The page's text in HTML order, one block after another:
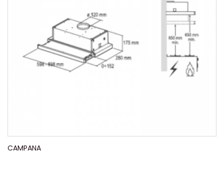
CAMPANA